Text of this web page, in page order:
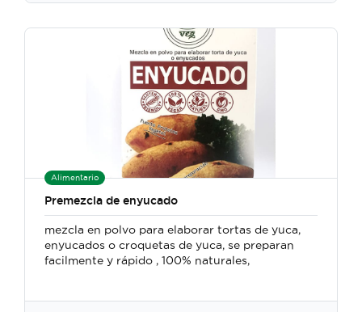
Alimentario
Premezcla de enyucado
mezcla en polvo para elaborar tortas de yuca,
enyucados o croquetas de yuca, se preparan
facilmente y rápido , 100% naturales,